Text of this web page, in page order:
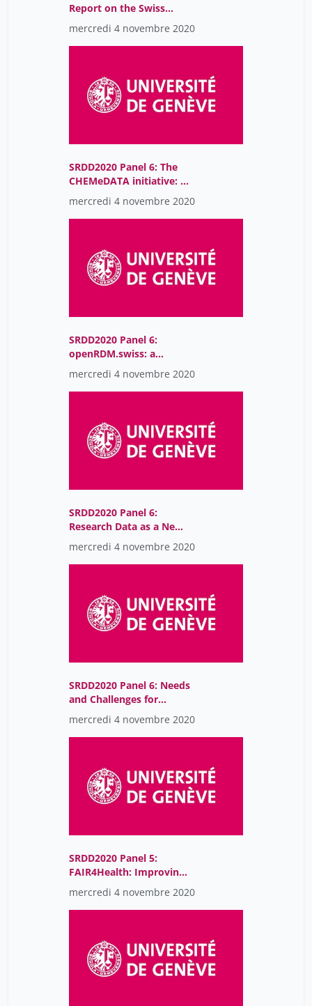
Report on the Swiss
National Open Research
Data Strategy
swissuniversities
mercredi 4 novembre 2020
SRDD2020 Panel 6: The
CHEMeDATA initiative: A
step towards FAIR
chemistry data
mercredi 4 novembre 2020
SRDD2020 Panel 6:
openRDM.swiss: a
national research data
management service for
the Swiss scientific
mercredi 4 novembre 2020
SRDD2020 Panel 6:
Research Data as a New
Model of Scholarly
Writing in SSH (H2020
project OPERAS-P)
mercredi 4 novembre 2020
SRDD2020 Panel 6: Needs
and Challenges for
Putting FAIR into
Practice
mercredi 4 novembre 2020
SRDD2020 Panel 5:
FAIR4Health: Improving
Health Research in EU
through FAIR Data
mercredi 4 novembre 2020